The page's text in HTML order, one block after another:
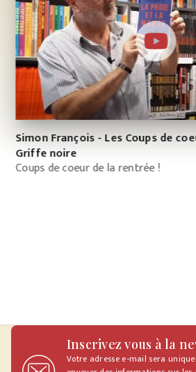
Simon François - Les Coups de
Griffe noire
Coups de coeur de la rentrée !
Inscrivez vous à la
Votre adresse e-mail sera